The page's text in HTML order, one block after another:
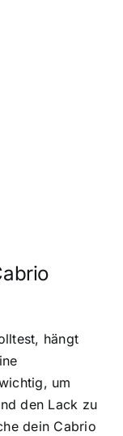
hängt
um
den Lack zu
dein Cabrio